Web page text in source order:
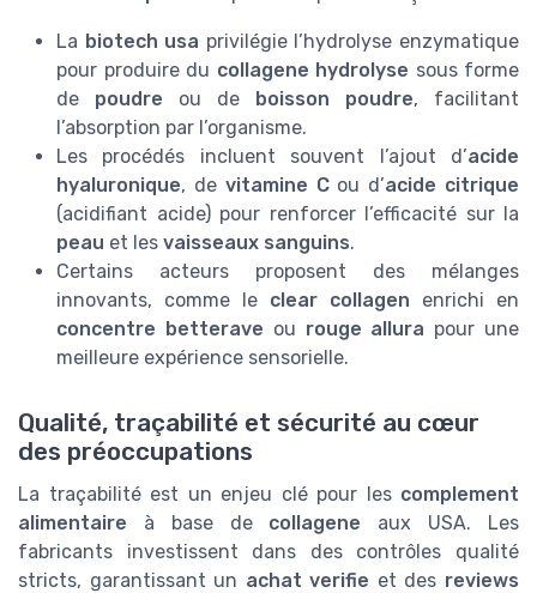
La biotech usa privilégie l’hydrolyse enzymatique
pour produire du collagene hydrolyse sous forme
de poudre ou de boisson poudre, facilitant
l’absorption par l’organisme.
Les procédés incluent souvent l’ajout d’acide
hyaluronique, de vitamine Cou d’acide citrique
(acidifiant acide) pour renforcer l’efficacité sur la
peau et les vaisseaux sanguins.
Certains acteurs proposent des mélanges
innovants, comme le clear collagen enrichi en
concentre betterave ou rouge allura pour une
meilleure expérience sensorielle.
Qualité, traçabilité et sécurité au cœur
des préoccupations
La traçabilité est un enjeu clé pour les complement
alimentaire à base de collagene aux USA. Les
fabricants investissent dans des contrôles qualité
stricts, garantissant un achat verifie et des reviews